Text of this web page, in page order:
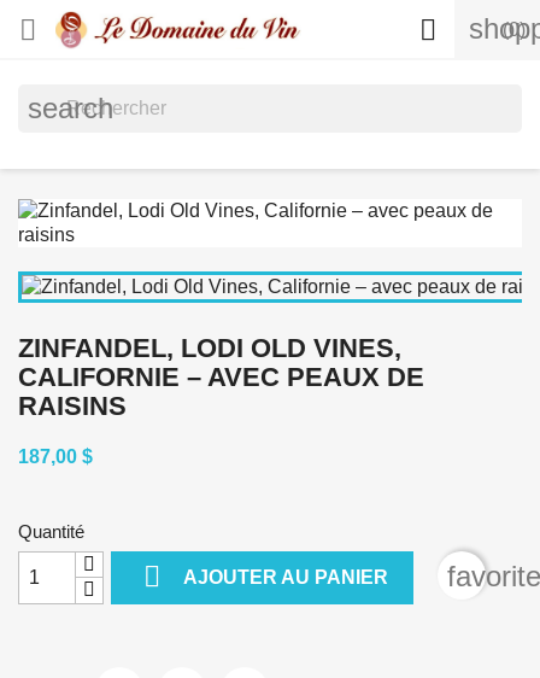
 (0)

search
ZINFANDEL, LODI OLD VINES,
CALIFORNIE – AVEC PEAUX DE
RAISINS
187,00 $
Quantité
 AJOUTER AU PANIER